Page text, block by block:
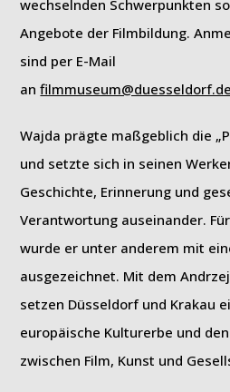
wechselnden Schwerpunkten
Angebote der Filmbildung.
sind per E-Mail
anfilmmuseum@duesseldorf.de
Wajda prägte maßgeblich die
und setzte sich in seinen
Geschichte, Erinnerung und
Verantwortung auseinander.
wurde er unter anderem mit
ausgezeichnet. Mit dem
setzen Düsseldorf und Krakau
europäische Kulturerbe und
zwischen Film, Kunst und